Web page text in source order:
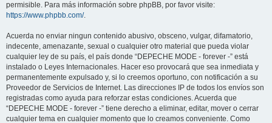
permisible. Para más información sobre phpBB, por favor visite:
https://www.phpbb.com/.
Acuerda no enviar ningun contenido abusivo, obsceno, vulgar, difamatorio,
indecente, amenazante, sexual o cualquier otro material que pueda violar
cualquier ley de su país, el país donde “DEPECHE MODE - forever -” está
instalado o Leyes Internacionales. Hacer eso provocará que sea inmediata y
permanentemente expulsado y, si lo creemos oportuno, con notificación a su
Proveedor de Servicios de Internet. Las direcciones IP de todos los envíos son
registradas como ayuda para reforzar estas condiciones. Acuerda que
“DEPECHE MODE - forever -” tiene derecho a eliminar, editar, mover o cerrar
cualquier tema en cualquier momento que lo creamos conveniente. Como